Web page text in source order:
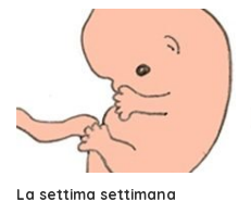
La settima settimana